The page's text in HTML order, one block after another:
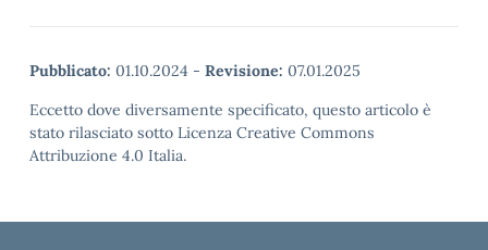
Pubblicato: 01.10.2024 - Revisione: 07.01.2025
Eccetto dove diversamente specificato, questo articolo è
stato rilasciato sotto Licenza Creative Commons
Attribuzione 4.0 Italia.